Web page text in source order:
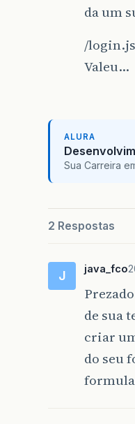
da um
/
Valeu…
ALURA
Sua Carreira
2 Respostas
J java_fco
de sua
criar
do seu